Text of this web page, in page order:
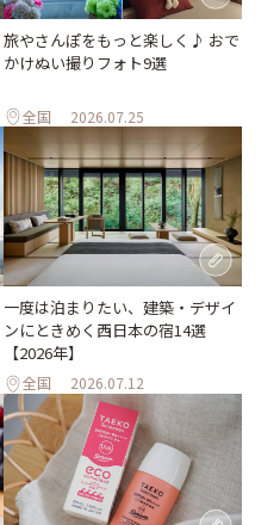
旅やさんぽをもっと楽しく♪ おで
かけぬい撮りフォト9選
全国 2026.07.25
一度は泊まりたい、建築・デザイ
ンにときめく西日本の宿14選
【2026年】
全国 2026.07.12